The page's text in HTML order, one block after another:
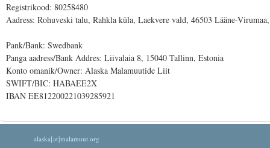
Registrikood: 80258480
Aadress: Rohuveski talu, Rahkla küla, Laekvere vald, 46503 Lääne-
Pank/Bank: Swedbank
Panga aadress/Bank Addres: Liivalaia 8, 15040 Tallinn, Estonia
Konto omanik/Owner: Alaska Malamuutide Liit
SWIFT/BIC: HABAEE2X
IBAN EE812200221039285921
alaska[at]malamuut.org